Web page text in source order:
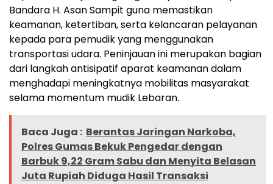
Bandara H. Asan Sampit guna memastikan
keamanan, ketertiban, serta kelancaran pelayanan
kepada para pemudik yang menggunakan
transportasi udara. Peninjauan ini merupakan bagian
dari langkah antisipatif aparat keamanan dalam
menghadapi meningkatnya mobilitas masyarakat
selama momentum mudik Lebaran.
Baca Juga : Berantas Jaringan Narkoba,
Polres Gumas Bekuk Pengedar dengan
Barbuk 9,22 Gram Sabu dan Menyita Belasan
Juta Rupiah Diduga Hasil Transaksi